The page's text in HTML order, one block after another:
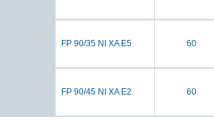
FP 90/35 NI XA E5 60
FP 90/45 NI XA E2 60